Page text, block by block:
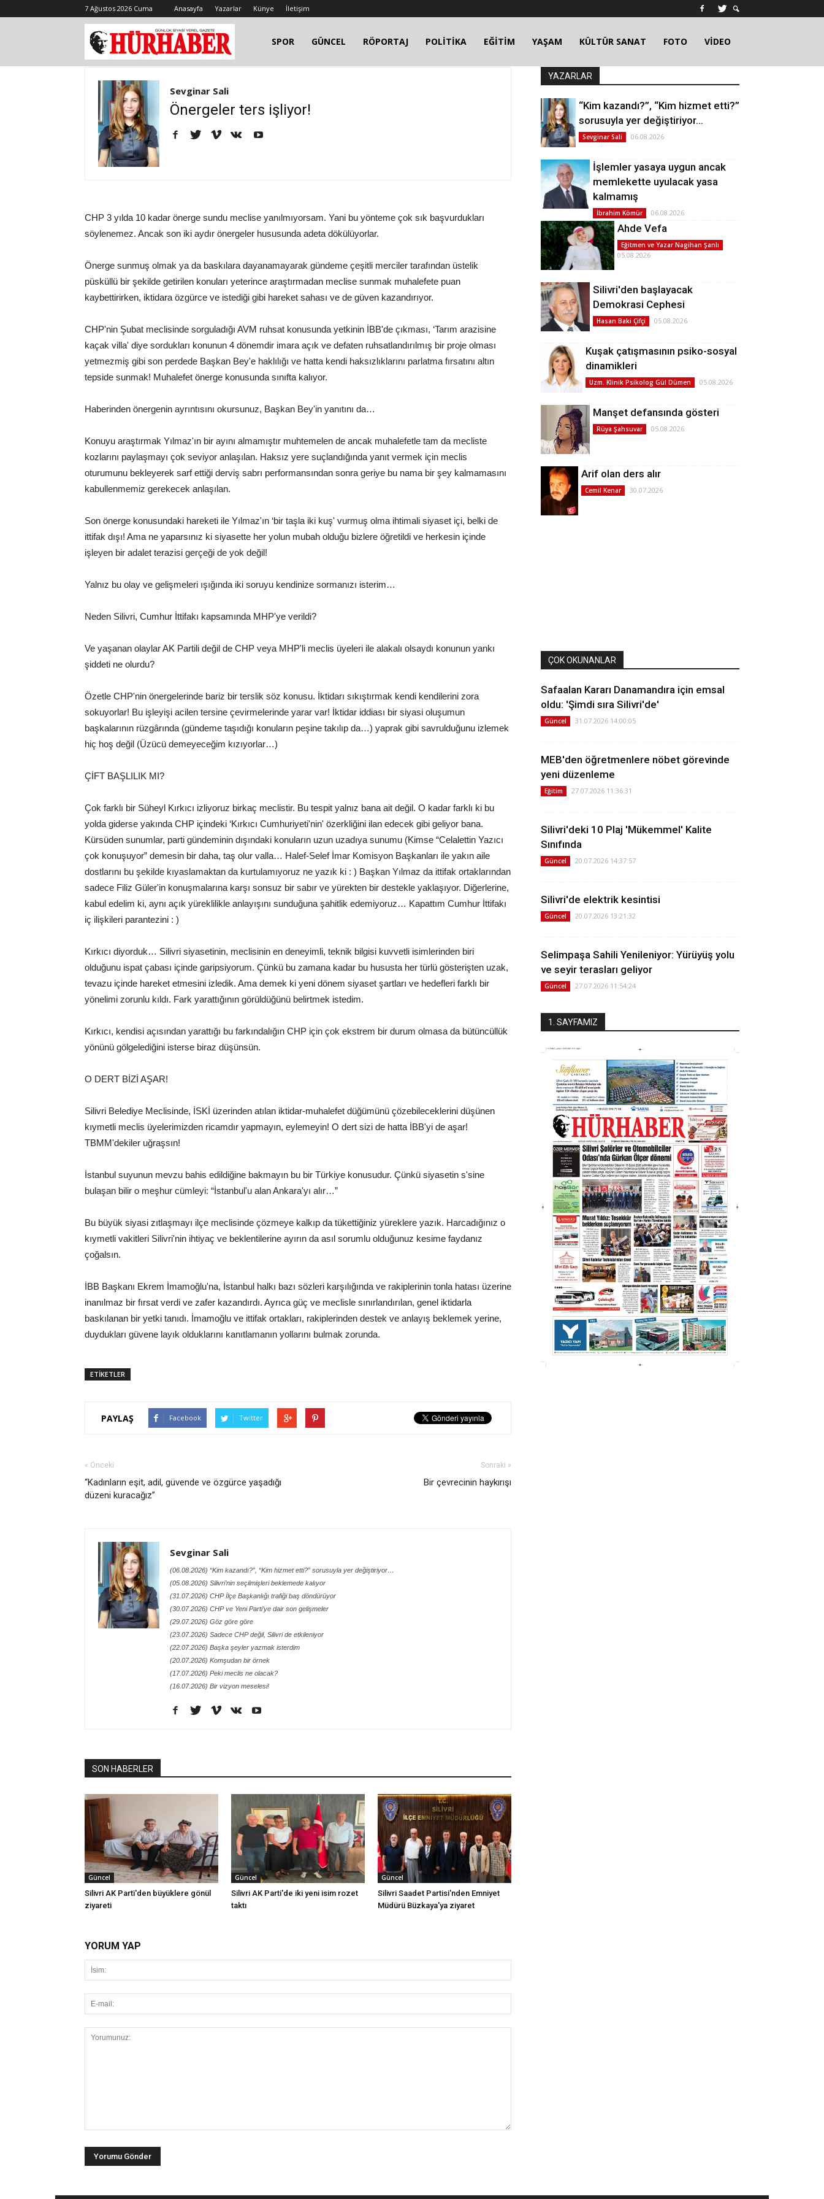
7 Ağustos 2026 Cuma Anasayfa Yazarlar Künye İletişim
SPOR GÜNCEL RÖPORTAJ POLİTİKA EĞİTİM YAŞAM KÜLTÜR SANAT FOTO VİDEO
Sevginar Sali
Önergeler ters işliyor!
CHP 3 yılda 10 kadar önerge sundu meclise yanılmıyorsam. Yani bu yönteme çok sık başvurdukları
söylenemez. Ancak son iki aydır önergeler hususunda adeta dökülüyorlar.
Önerge sunmuş olmak ya da baskılara dayanamayarak gündeme çeşitli merciler tarafından üstelik
püsküllü bir şekilde getirilen konuları yeterince araştırmadan meclise sunmak muhalefete puan
kaybettirirken, iktidara özgürce ve istediği gibi hareket sahası ve de güven kazandırıyor.
CHP'nin Şubat meclisinde sorguladığı AVM ruhsat konusunda yetkinin İBB'de çıkması, ‘Tarım arazisine
kaçak villa' diye sordukları konunun 4 dönemdir imara açık ve defaten ruhsatlandırılmış bir proje olması
yetmezmiş gibi son perdede Başkan Bey'e haklılığı ve hatta kendi haksızlıklarını parlatma fırsatını altın
tepside sunmak! Muhalefet önerge konusunda sınıfta kalıyor.
Haberinden önergenin ayrıntısını okursunuz, Başkan Bey'in yanıtını da…
Konuyu araştırmak Yılmaz'ın bir ayını almamıştır muhtemelen de ancak muhalefetle tam da mecliste
kozlarını paylaşmayı çok seviyor anlaşılan. Haksız yere suçlandığında yanıt vermek için meclis
oturumunu bekleyerek sarf ettiği derviş sabrı performansından sonra geriye bu nama bir şey kalmamasını
kabullenmemiz gerekecek anlaşılan.
Son önerge konusundaki hareketi ile Yılmaz'ın ‘bir taşla iki kuş' vurmuş olma ihtimali siyaset içi, belki de
ittifak dışı! Ama ne yaparsınız ki siyasette her yolun mubah olduğu bizlere öğretildi ve herkesin içinde
işleyen bir adalet terazisi gerçeği de yok değil!
Yalnız bu olay ve gelişmeleri ışığında iki soruyu kendinize sormanızı isterim…
Neden Silivri, Cumhur İttifakı kapsamında MHP'ye verildi?
Ve yaşanan olaylar AK Partili değil de CHP veya MHP'li meclis üyeleri ile alakalı olsaydı konunun yankı
şiddeti ne olurdu?
Özetle CHP'nin önergelerinde bariz bir terslik söz konusu. İktidarı sıkıştırmak kendi kendilerini zora
sokuyorlar! Bu işleyişi acilen tersine çevirmelerinde yarar var! İktidar iddiası bir siyasi oluşumun
başkalarının rüzgârında (gündeme taşıdığı konuların peşine takılıp da…) yaprak gibi savrulduğunu izlemek
hiç hoş değil (Üzücü demeyeceğim kızıyorlar…)
ÇİFT BAŞLILIK MI?
Çok farklı bir Süheyl Kırkıcı izliyoruz birkaç meclistir. Bu tespit yalnız bana ait değil. O kadar farklı ki bu
yolda giderse yakında CHP içindeki ‘Kırkıcı Cumhuriyeti'nin' özerkliğini ilan edecek gibi geliyor bana.
Kürsüden sunumlar, parti gündeminin dışındaki konuların uzun uzadıya sunumu (Kimse “Celalettin Yazıcı
çok konuşuyor” demesin bir daha, taş olur valla… Halef-Selef İmar Komisyon Başkanları ile yakın aile
dostlarını bu şekilde kıyaslamaktan da kurtulamıyoruz ne yazık ki : ) Başkan Yılmaz da ittifak ortaklarından
sadece Filiz Güler'in konuşmalarına karşı sonsuz bir sabır ve yürekten bir destekle yaklaşıyor. Diğerlerine,
kabul edelim ki, aynı açık yüreklilikle anlayışını sunduğuna şahitlik edemiyoruz… Kapattım Cumhur İttifakı
iç ilişkileri parantezini : )
Kırkıcı diyorduk… Silivri siyasetinin, meclisinin en deneyimli, teknik bilgisi kuvvetli isimlerinden biri
olduğunu ispat çabası içinde garipsiyorum. Çünkü bu zamana kadar bu hususta her türlü gösterişten uzak,
tevazu içinde hareket etmesini izledik. Ama demek ki yeni dönem siyaset şartları ve hedefleri farklı bir
yönelimi zorunlu kıldı. Fark yarattığının görüldüğünü belirtmek istedim.
Kırkıcı, kendisi açısından yarattığı bu farkındalığın CHP için çok ekstrem bir durum olmasa da bütüncüllük
yönünü gölgelediğini isterse biraz düşünsün.
O DERT BİZİ AŞAR!
Silivri Belediye Meclisinde, İSKİ üzerinden atılan iktidar-muhalefet düğümünü çözebileceklerini düşünen
kıymetli meclis üyelerimizden ricamdır yapmayın, eylemeyin! O dert sizi de hatta İBB'yi de aşar!
TBMM'dekiler uğraşsın!
İstanbul suyunun mevzu bahis edildiğine bakmayın bu bir Türkiye konusudur. Çünkü siyasetin s'sine
bulaşan bilir o meşhur cümleyi: “İstanbul'u alan Ankara'yı alır…”
Bu büyük siyasi zıtlaşmayı ilçe meclisinde çözmeye kalkıp da tükettiğiniz yüreklere yazık. Harcadığınız o
kıymetli vakitleri Silivri'nin ihtiyaç ve beklentilerine ayırın da asıl sorumlu olduğunuz kesime faydanız
çoğalsın.
İBB Başkanı Ekrem İmamoğlu'na, İstanbul halkı bazı sözleri karşılığında ve rakiplerinin tonla hatası üzerine
inanılmaz bir fırsat verdi ve zafer kazandırdı. Ayrıca güç ve meclisle sınırlandırılan, genel iktidarla
baskılanan bir yetki tanıdı. İmamoğlu ve ittifak ortakları, rakiplerinden destek ve anlayış beklemek yerine,
duydukları güvene layık olduklarını kanıtlamanın yollarını bulmak zorunda.
ETİKETLER
PAYLAŞ Facebook Twitter
« Önceki
“Kadınların eşit, adil, güvende ve özgürce yaşadığı
düzeni kuracağız”
Sonraki »
Bir çevrecinin haykırışı
Sevginar Sali
(06.08.2026) “Kim kazandı?”, “Kim hizmet etti?” sorusuyla yer değiştiriyor…
(05.08.2026) Silivri’nin seçilmişleri beklemede kalıyor
(31.07.2026) CHP İlçe Başkanlığı trafiği baş döndürüyor
(30.07.2026) CHP ve Yeni Parti’ye dair son gelişmeler
(29.07.2026) Göz göre göre
(23.07.2026) Sadece CHP değil, Silivri de etkileniyor
(22.07.2026) Başka şeyler yazmak isterdim
(20.07.2026) Komşudan bir örnek
(17.07.2026) Peki meclis ne olacak?
(16.07.2026) Bir vizyon meselesi!
SON HABERLER
Güncel
Silivri AK Parti'den büyüklere gönül
ziyareti
Güncel
Silivri AK Parti'de iki yeni isim rozet
taktı
Güncel
Silivri Saadet Partisi'nden Emniyet
Müdürü Büzkaya'ya ziyaret
YORUM YAP
YAZARLAR
“Kim kazandı?”, “Kim hizmet etti?”
sorusuyla yer değiştiriyor…
Sevginar Sali 06.08.2026
İşlemler yasaya uygun ancak
memlekette uyulacak yasa
kalmamış
İbrahim Kömür 06.08.2026
Ahde Vefa
Eğitmen ve Yazar Nagihan Şanlı
05.08.2026
Silivri'den başlayacak
Demokrasi Cephesi
Hasan Baki Çifçi 05.08.2026
Kuşak çatışmasının psiko-sosyal
dinamikleri
Uzm. Klinik Psikolog Gül Dümen 05.08.2026
Manşet defansında gösteri
Rüya Şahsuvar 05.08.2026
Arif olan ders alır
Cemil Kenar 30.07.2026
ÇOK OKUNANLAR
Safaalan Kararı Danamandıra için emsal
oldu: 'Şimdi sıra Silivri'de'
Güncel 31.07.2026 14:00:05
MEB'den öğretmenlere nöbet görevinde
yeni düzenleme
Eğitim 27.07.2026 11:36:31
Silivri'deki 10 Plaj 'Mükemmel' Kalite
Sınıfında
Güncel 20.07.2026 14:37:57
Silivri'de elektrik kesintisi
Güncel 20.07.2026 13:21:32
Selimpaşa Sahili Yenileniyor: Yürüyüş yolu
ve seyir terasları geliyor
Güncel 27.07.2026 11:54:24
1. SAYFAMIZ